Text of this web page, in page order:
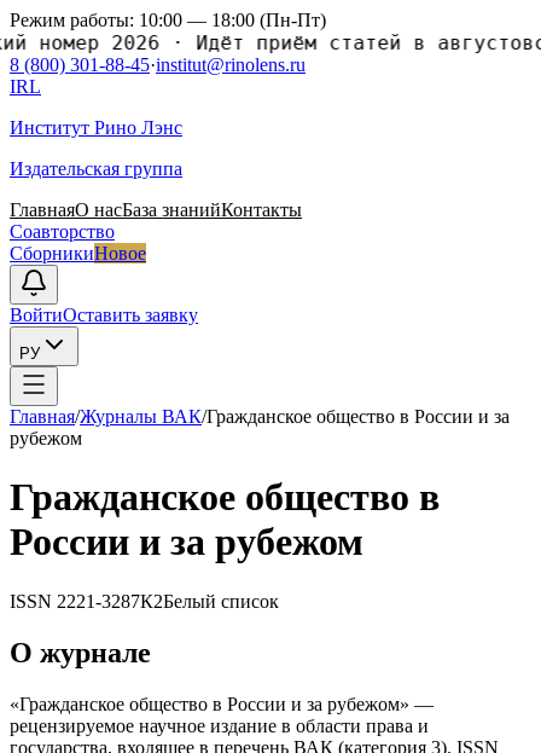
Режим работы: 10:00 — 18:00 (Пн-Пт)
2026·Идёт приём статей в
8 (800) 301-88-45·institut@rinolens.ru
IRL
Институт Рино Лэнс
Издательская группа
ГлавнаяО насБаза знанийКонтакты
Соавторство
СборникиНовое
ВойтиОставить заявку
РУ
Главная/Журналы ВАК/Гражданское общество в России и за
рубежом
Гражданское общество в
России и за рубежом
ISSN 2221-3287К2Белый список
О журнале
«Гражданское общество в России и за рубежом» —
рецензируемое научное издание в области права и
государства, входящее в перечень ВАК (категория 3). ISSN